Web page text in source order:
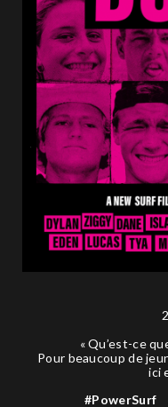
« Qu’est-ce
Pour beaucoup de
ici
#PowerSurf